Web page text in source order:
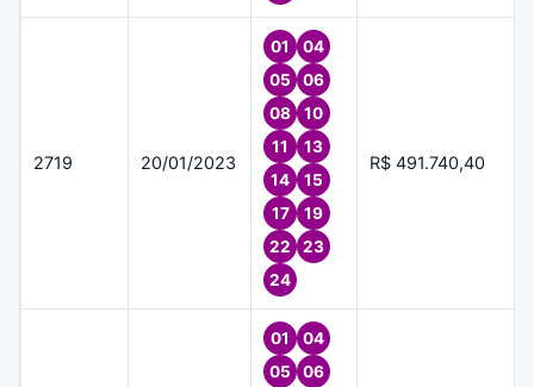
2719 20/01/2023
01
04
05
06
08
10
11
13
14
15
17
19
22
23
24
R$ 491.740,40
01
04
05
06